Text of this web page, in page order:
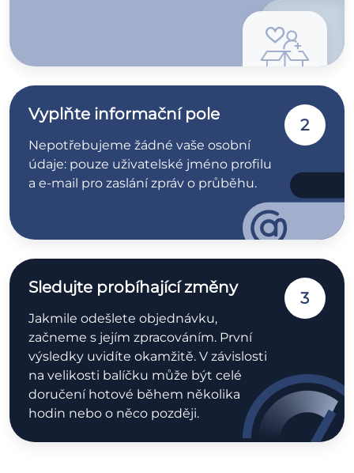
Vyplňte informační pole
Nepotřebujeme žádné vaše osobní
údaje: pouze uživatelské jméno profilu
a e-mail pro zaslání zpráv o průběhu.
2
Sledujte probíhající změny
Jakmile odešlete objednávku,
začneme s jejím zpracováním. První
výsledky uvidíte okamžitě. V závislosti
na velikosti balíčku může být celé
doručení hotové během několika
hodin nebo o něco později.
3